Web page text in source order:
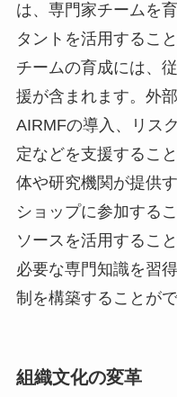
は、専門家チームを
タントを活用するこ
チームの育成には、
援が含まれます。外
AIRMFの導入、リス
定などを支援するこ
体や研究機関が提供
ショップに参加する
ソースを活用するこ
必要な専門知識を習
制を構築することがで
組織文化の変革